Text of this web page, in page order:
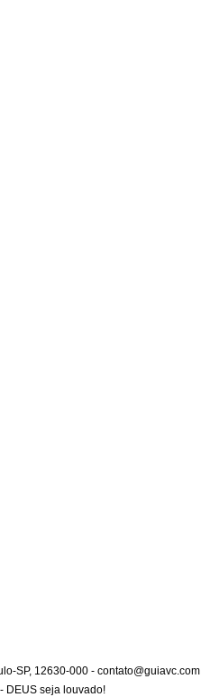
SP, 12630-000 - contato@guiavc.com
DEUS seja louvado!